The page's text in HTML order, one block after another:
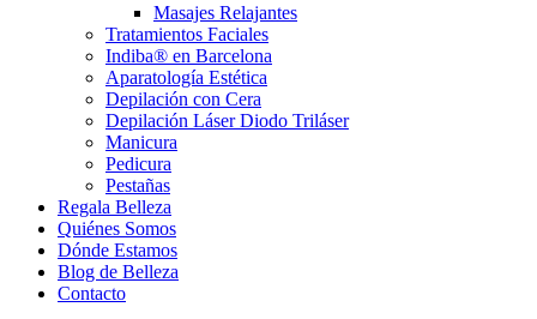
Masajes Relajantes
Tratamientos Faciales
Indiba® en Barcelona
Aparatología Estética
Depilación con Cera
Depilación Láser Diodo Triláser
Manicura
Pedicura
Pestañas
Regala Belleza
Quiénes Somos
Dónde Estamos
Blog de Belleza
Contacto